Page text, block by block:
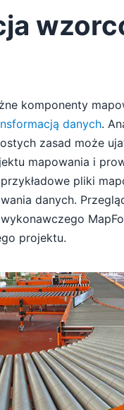
komponenty
danych.
zasad może
mapowania i
pliki
danych.
projektu.